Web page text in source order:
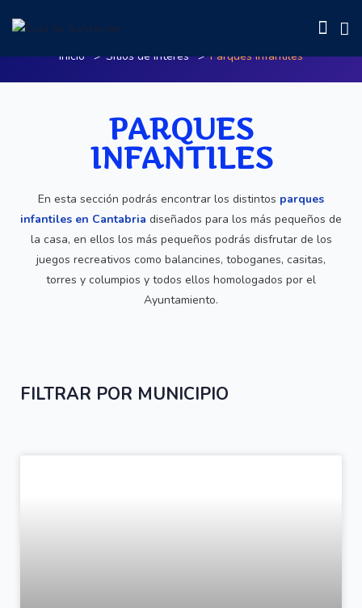
Parques Infantiles
Inicio Sitios de Interés Parques Infantiles
PARQUES
INFANTILES
En esta sección podrás encontrar los distintos parques
infantiles en Cantabria diseñados para los más pequeños de
la casa, en ellos los más pequeños podrás disfrutar de los
juegos recreativos como balancines, toboganes, casitas,
torres y columpios y todos ellos homologados por el
Ayuntamiento.
FILTRAR POR MUNICIPIO